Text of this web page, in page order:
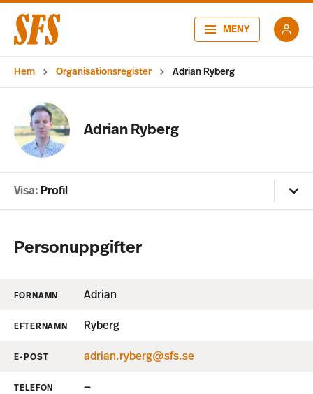
MENY
Hem Organisationsregister Adrian Ryberg
Adrian Ryberg
Visa: Profil
Personuppgifter
FÖRNAMN Adrian
EFTERNAMN Ryberg
E-POST adrian.ryberg@sfs.se
TELEFON —